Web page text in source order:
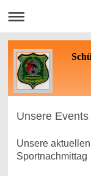
Unsere Events
Unsere
Sportnachmittag